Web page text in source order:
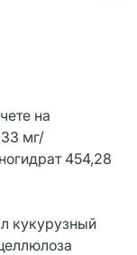
на
мг/
454,28
кукурузный